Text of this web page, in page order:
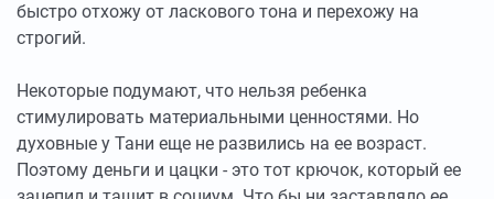
быстро отхожу от ласкового тона и перехожу на
строгий.
Некоторые подумают, что нельзя ребенка
стимулировать материальными ценностями. Но
духовные у Тани еще не развились на ее возраст.
Поэтому деньги и цацки - это тот крючок, который ее